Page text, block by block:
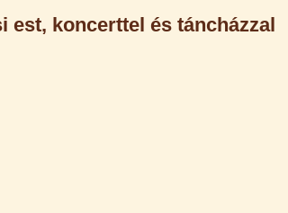
est, koncerttel és táncházzal